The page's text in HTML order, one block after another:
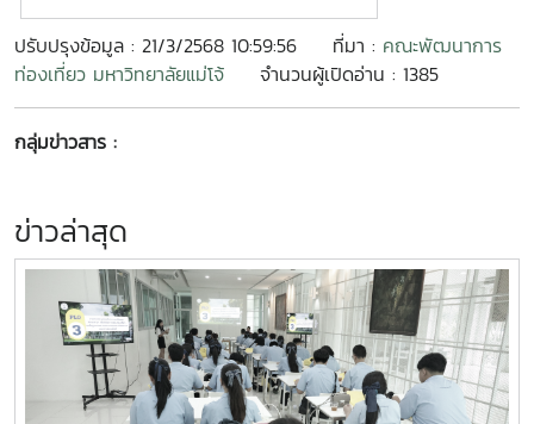
ปรับปรุงข้อมูล : 21/3/2568 10:59:56 ที่มา : คณะพัฒนาการ
ท่องเที่ยว มหาวิทยาลัยแม่โจ้
จำนวนผู้เปิดอ่าน : 1385
กลุ่มข่าวสาร :
ข่าวล่าสุด